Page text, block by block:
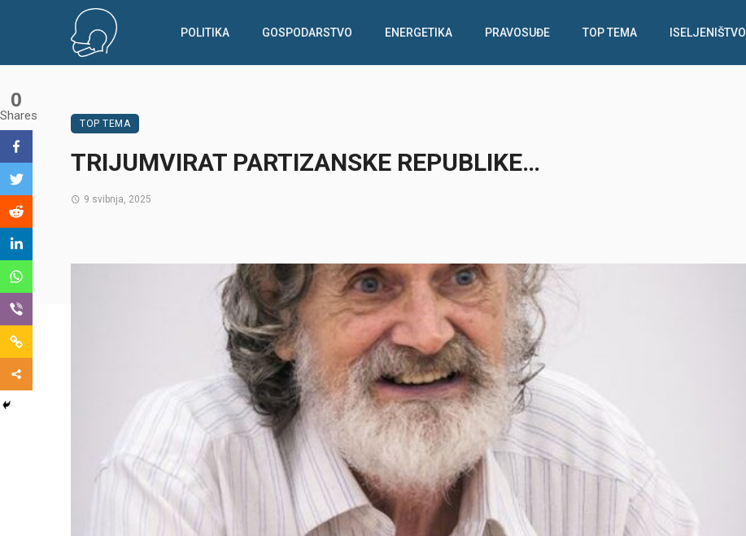
POLITIKA GOSPODARSTVO ENERGETIKA PRAVOSUĐE TOP TEMA ISELJENIŠTVO
TOP TEMA
TRIJUMVIRAT PARTIZANSKE REPUBLIKE…
9 svibnja, 2025
0
Shares